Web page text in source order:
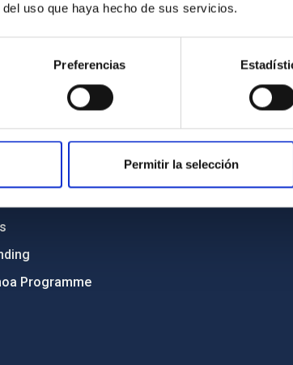
uso que haya hecho de sus servicios.
Preferencias
Permitir la selección
and diversity
Programme
Sitemap
Privacy policy
Cookies policy
Accessibility